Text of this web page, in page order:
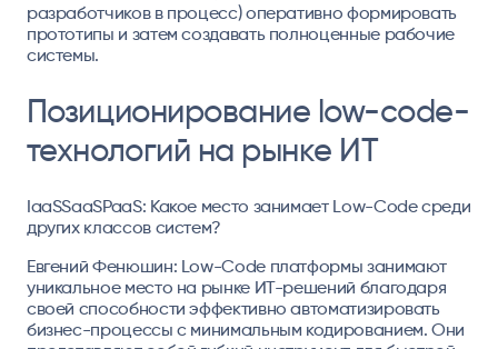
разработчиков в процесс) оперативно формировать
прототипы и затем создавать полноценные рабочие
системы.
Позиционирование low-code-
технологий на рынке ИТ
IaaSSaaSPaaS: Какое место занимает Low-Code среди
других классов систем?
Евгений Фенюшин: Low-Code платформы занимают
уникальное место на рынке ИТ-решений благодаря
своей способности эффективно автоматизировать
бизнес-процессы с минимальным кодированием. Они